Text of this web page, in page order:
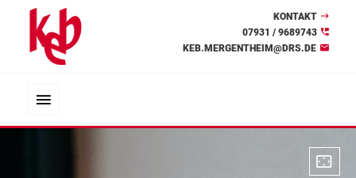
KONTAKT
07931 / 9689743
KEB.MERGENTHEIM@DRS.DE